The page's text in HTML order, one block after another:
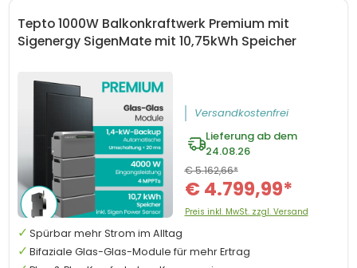
Tepto 1000W Balkonkraftwerk Premium mit
Sigenergy SigenMate mit 10,75kWh Speicher
Versandkostenfrei
Lieferung ab dem
24.08.26
€ 4.799,99*
€ 5.162,66*
Preis inkl. MwSt. zzgl. Versand
Spürbar mehr Strom im Alltag
Bifaziale Glas-Glas-Module für mehr Ertrag